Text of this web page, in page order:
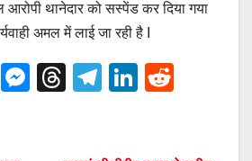
आरोपी थानेदार को सस्पेंड कर दिया गया
अमल में लाई जा रही है I
T
M
T
T
Li